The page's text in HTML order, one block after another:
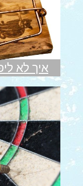
איך לא